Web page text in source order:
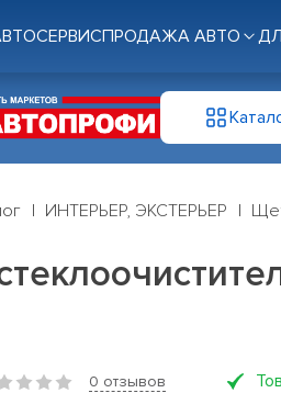
ПРОДАЖА АВТО
ИНТЕРЬЕР, ЭКСТЕРЬЕР
0 отзывов